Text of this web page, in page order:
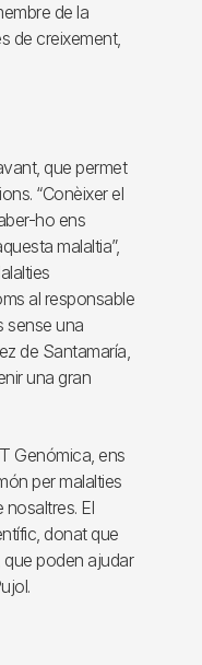
de la
de creixement,
que permet
“Conèixer el
ho ens
malaltia”,
al responsable
sense una
de Santamaría,
una gran
Genómica, ens
per malalties
nosaltres. El
donat que
poden ajudar